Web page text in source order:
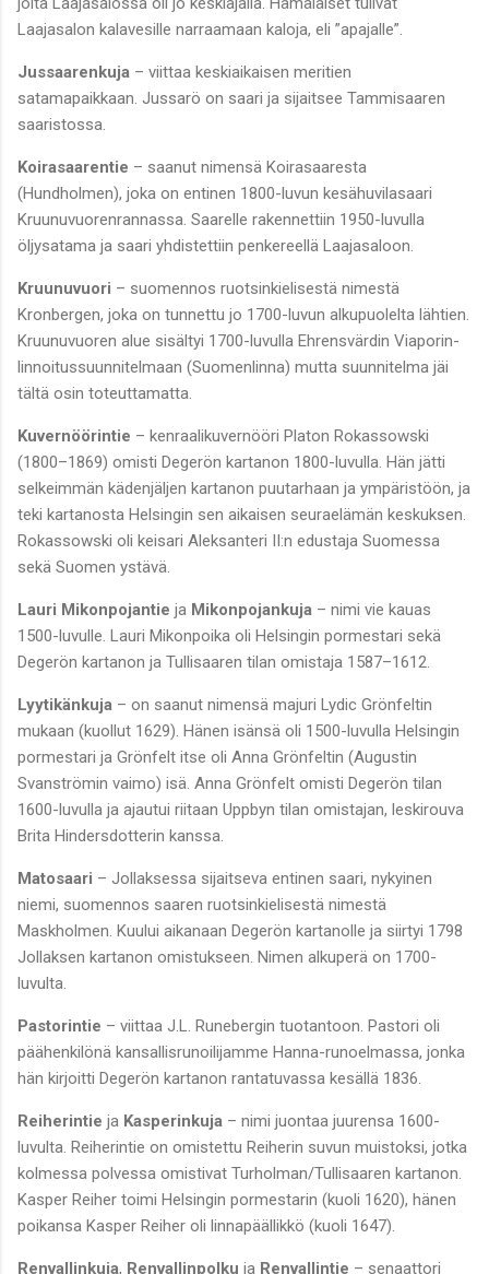
Laajasalon kalavesille narraamaan kaloja, eli ”apajalle”.
Jussaarenkuja – viittaa keskiaikaisen meritien
satamapaikkaan. Jussarö on saari ja sijaitsee Tammisaaren
saaristossa.
Koirasaarentie – saanut nimensä Koirasaaresta
(Hundholmen), joka on entinen 1800-luvun kesähuvilasaari
Kruunuvuorenrannassa. Saarelle rakennettiin 1950-luvulla
öljysatama ja saari yhdistettiin penkereellä Laajasaloon.
Kruunuvuori – suomennos ruotsinkielisestä nimestä
Kronbergen, joka on tunnettu jo 1700-luvun alkupuolelta lähtien.
Kruunuvuoren alue sisältyi 1700-luvulla Ehrensvärdin Viaporin-
linnoitussuunnitelmaan (Suomenlinna) mutta suunnitelma jäi
tältä osin toteuttamatta.
Kuvernöörintie – kenraalikuvernööri Platon Rokassowski
(1800–1869) omisti Degerön kartanon 1800-luvulla. Hän jätti
selkeimmän kädenjäljen kartanon puutarhaan ja ympäristöön, ja
teki kartanosta Helsingin sen aikaisen seuraelämän keskuksen.
Rokassowski oli keisari Aleksanteri II:n edustaja Suomessa
sekä Suomen ystävä.
Lauri Mikonpojantie ja Mikonpojankuja – nimi vie kauas
1500-luvulle. Lauri Mikonpoika oli Helsingin pormestari sekä
Degerön kartanon ja Tullisaaren tilan omistaja 1587–1612.
Lyytikänkuja – on saanut nimensä majuri Lydic Grönfeltin
mukaan (kuollut 1629). Hänen isänsä oli 1500-luvulla Helsingin
pormestari ja Grönfelt itse oli Anna Grönfeltin (Augustin
Svanströmin vaimo) isä. Anna Grönfelt omisti Degerön tilan
1600-luvulla ja ajautui riitaan Uppbyn tilan omistajan, leskirouva
Brita Hindersdotterin kanssa.
Matosaari – Jollaksessa sijaitseva entinen saari, nykyinen
niemi, suomennos saaren ruotsinkielisestä nimestä
Maskholmen. Kuului aikanaan Degerön kartanolle ja siirtyi 1798
Jollaksen kartanon omistukseen. Nimen alkuperä on 1700-
luvulta.
Pastorintie – viittaa J.L. Runebergin tuotantoon. Pastori oli
päähenkilönä kansallisrunoilijamme Hanna-runoelmassa, jonka
hän kirjoitti Degerön kartanon rantatuvassa kesällä 1836.
Reiherintie ja Kasperinkuja – nimi juontaa juurensa 1600-
luvulta. Reiherintie on omistettu Reiherin suvun muistoksi, jotka
kolmessa polvessa omistivat Turholman/Tullisaaren kartanon.
Kasper Reiher toimi Helsingin pormestarin (kuoli 1620), hänen
poikansa Kasper Reiher oli linnapäällikkö (kuoli 1647).
Renvallinkuja, Renvallinpolku ja Renvallintie – senaattori